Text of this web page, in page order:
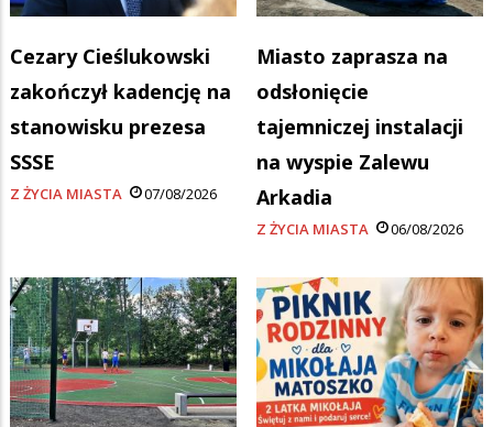
Cezary Cieślukowski
zakończył kadencję na
stanowisku prezesa
SSSE
Z ŻYCIA MIASTA 07/08/2026
Miasto zaprasza na
odsłonięcie
tajemniczej instalacji
na wyspie Zalewu
Arkadia
Z ŻYCIA MIASTA 06/08/2026